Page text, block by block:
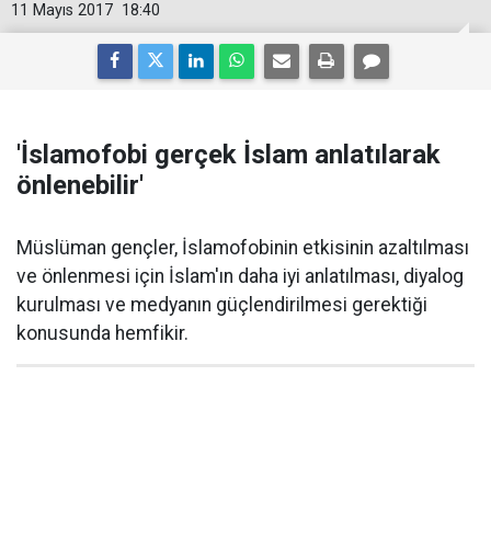
18:40
11 Mayıs 2017
'İslamofobi gerçek İslam anlatılarak
önlenebilir'
Müslüman gençler, İslamofobinin etkisinin azaltılması
ve önlenmesi için İslam'ın daha iyi anlatılması, diyalog
kurulması ve medyanın güçlendirilmesi gerektiği
konusunda hemfikir.